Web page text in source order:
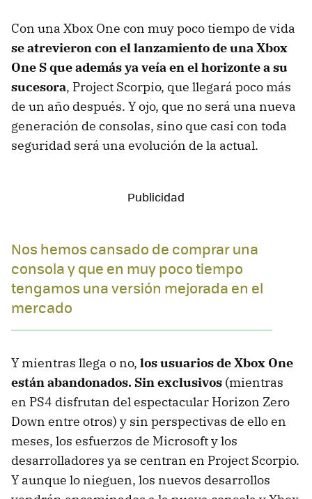
Con una Xbox One con muy poco tiempo de vida
se atrevieron con el lanzamiento de una Xbox
One S que además ya veía en el horizonte a su
sucesora, Project Scorpio, que llegará poco más
de un año después. Y ojo, que no será una nueva
generación de consolas, sino que casi con toda
seguridad será una evolución de la actual.
Nos hemos cansado de comprar una
consola y que en muy poco tiempo
tengamos una versión mejorada en el
mercado
Y mientras llega o no, los usuarios de Xbox One
están abandonados. Sin exclusivos (mientras
en PS4 disfrutan del espectacular Horizon Zero
Down entre otros) y sin perspectivas de ello en
meses, los esfuerzos de Microsoft y los
desarrolladores ya se centran en Project Scorpio.
Y aunque lo nieguen, los nuevos desarrollos